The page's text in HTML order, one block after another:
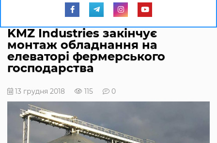
KMZ Industries закінчує
монтаж обладнання на
елеваторі фермерського
господарства
13 грудня 2018 115 0